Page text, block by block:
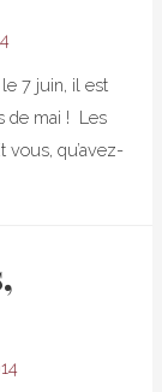
7 juin, il est
de mai ! Les
vous, qu’avez-